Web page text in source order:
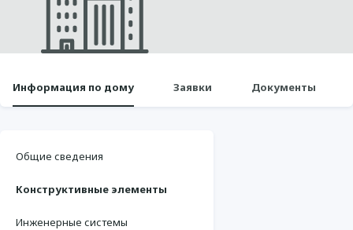
Информация по дому Заявки Документы
Общие сведения
Конструктивные элементы
Инженерные системы